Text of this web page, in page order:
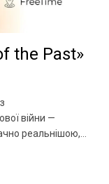
the Past»
війни —
реальнішою,